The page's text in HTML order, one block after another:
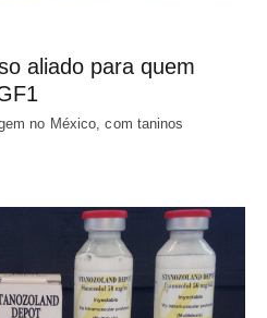
aliado para quem
no México, com taninos